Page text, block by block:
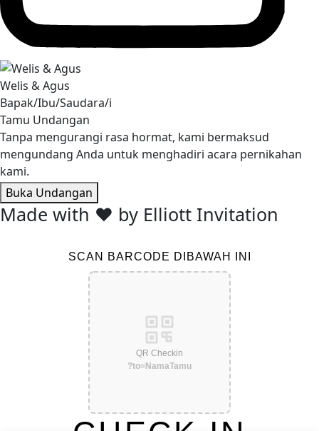
Welis & Agus
Bapak/Ibu/Saudara/i
Tamu Undangan
Tanpa mengurangi rasa hormat, kami bermaksud
mengundang Anda untuk menghadiri acara pernikahan
kami.
Buka Undangan
Made with ❤ by Elliott Invitation
SCAN BARCODE DIBAWAH INI
QR Checkin
?to=NamaTamu